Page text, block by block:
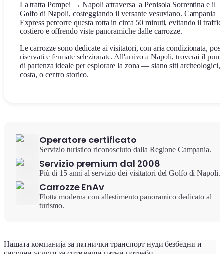
La tratta Pompei → Napoli attraversa la Penisola Sorrentina e il
Golfo di Napoli, costeggiando il versante vesuviano. Campania
Express percorre questa rotta in circa 50 minuti, evitando il
costiero e offrendo viste panoramiche dalle carrozze.
Le carrozze sono dedicate ai visitatori, con aria condizionata,
riservati e fermate selezionate. All'arrivo a Napoli, troverai il
di partenza ideale per esplorare la zona — siano siti archeologici,
costa, o centro storico.
Operatore certificato
Servizio turistico riconosciuto dalla Regione Campania.
Servizio premium dal 2008
Più di 15 anni al servizio dei visitatori del Golfo di Napoli.
Carrozze EnAv
Flotta moderna con allestimento panoramico dedicato al
turismo.
Нашата компанија за патнички транспорт нуди безбедни и